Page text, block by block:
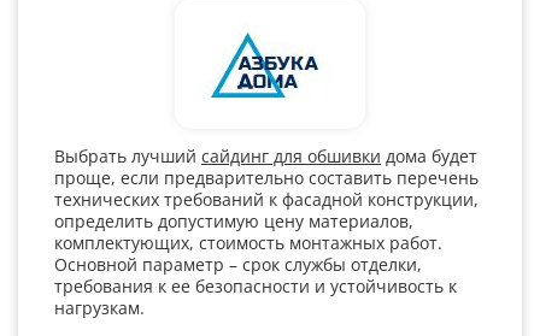
Выбрать лучший сайдинг для обшивки дома будет
проще, если предварительно составить перечень
технических требований к фасадной конструкции,
определить допустимую цену материалов,
комплектующих, стоимость монтажных работ.
Основной параметр – срок службы отделки,
требования к ее безопасности и устойчивость к
нагрузкам.